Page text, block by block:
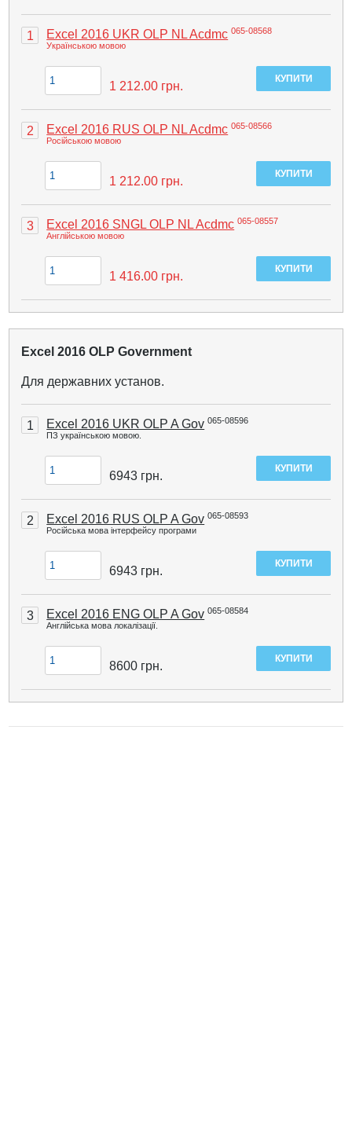
1 Excel 2016 UKR OLP NL Acdmc 065-08568
Українською мовою
1 212.00 грн.
2 Excel 2016 RUS OLP NL Acdmc 065-08566
Російською мовою
1 212.00 грн.
3 Excel 2016 SNGL OLP NL Acdmc 065-08557
Англійською мовою
1 416.00 грн.
Excel 2016 OLP Government
Для державних установ.
1 Excel 2016 UKR OLP A Gov 065-08596
ПЗ українською мовою.
6943 грн.
2 Excel 2016 RUS OLP A Gov 065-08593
Російська мова інтерфейсу програми
6943 грн.
3 Excel 2016 ENG OLP A Gov 065-08584
Англійська мова локалізації.
8600 грн.